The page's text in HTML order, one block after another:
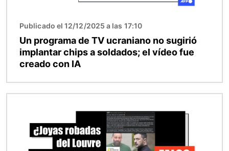
Publicado el 12/12/2025 a las 17:10
Un programa de TV ucraniano no sugirió
implantar chips a soldados; el vídeo fue
creado con IA